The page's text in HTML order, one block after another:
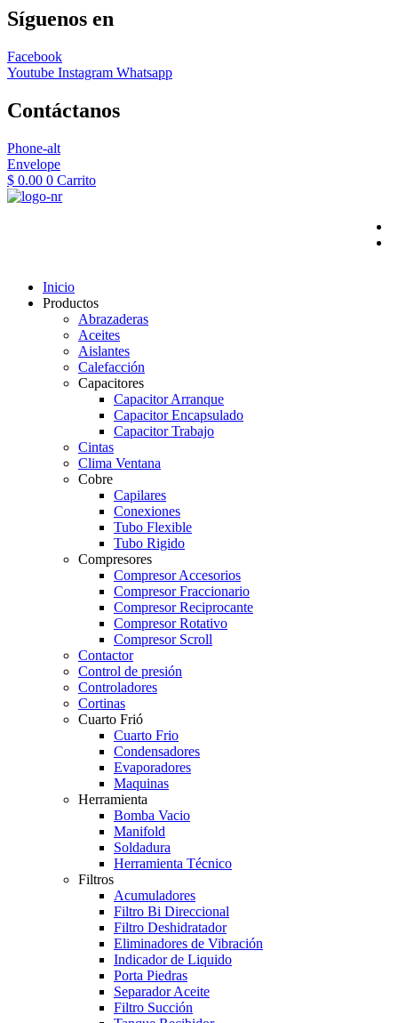
Síguenos en
Facebook
Youtube Instagram Whatsapp
Contáctanos
Phone-alt
Envelope
$ 0.00 0 Carrito
Inicio
Productos
Abrazaderas
Aceites
Aislantes
Calefacción
Capacitores
Capacitor Arranque
Capacitor Encapsulado
Capacitor Trabajo
Cintas
Clima Ventana
Cobre
Capilares
Conexiones
Tubo Flexible
Tubo Rigido
Compresores
Compresor Accesorios
Compresor Fraccionario
Compresor Reciprocante
Compresor Rotativo
Compresor Scroll
Contactor
Control de presión
Controladores
Cortinas
Cuarto Frió
Cuarto Frio
Condensadores
Evaporadores
Maquinas
Herramienta
Bomba Vacio
Manifold
Soldadura
Herramienta Técnico
Filtros
Acumuladores
Filtro Bi Direccional
Filtro Deshidratador
Eliminadores de Vibración
Indicador de Liquido
Porta Piedras
Separador Aceite
Filtro Succión